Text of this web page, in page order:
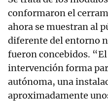
conformaron el
ahora se muestran al
diferente del entorno
fueron concebidos.
intervención forma
autónoma, una
aproximadamente